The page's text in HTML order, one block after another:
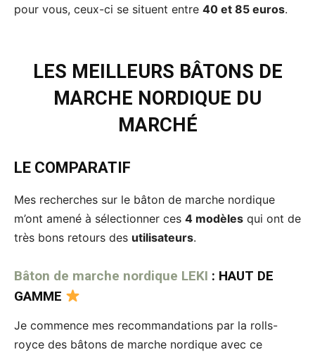
pour vous, ceux-ci se situent entre 40 et 85 euros.
LES MEILLEURS BÂTONS DE
MARCHE NORDIQUE DU
MARCHÉ
LE COMPARATIF
Mes recherches sur le bâton de marche nordique
m’ont amené à sélectionner ces 4 modèles qui ont de
très bons retours des utilisateurs.
Bâton de marche nordique LEKI : HAUT DE
GAMME
Je commence mes recommandations par la rolls-
royce des bâtons de marche nordique avec ce